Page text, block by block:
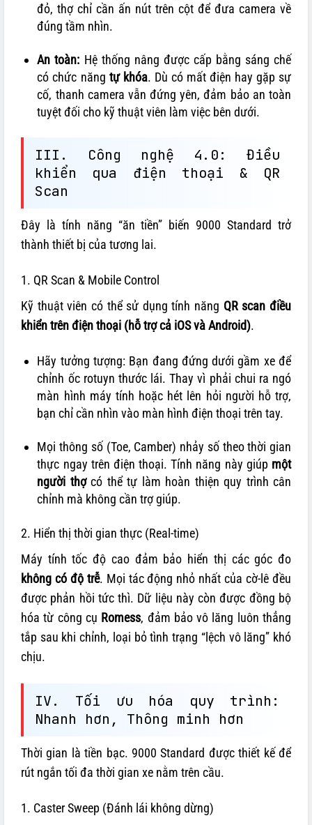
đỏ, thợ chỉ cần ấn nút trên cột để đưa camera về
đúng tầm nhìn.
An toàn: Hệ thống nâng được cấp bằng sáng chế
có chức năng tự khóa. Dù có mất điện hay gặp sự
cố, thanh camera vẫn đứng yên, đảm bảo an toàn
tuyệt đối cho kỹ thuật viên làm việc bên dưới.
III. Công nghệ 4.0: Điều
khiển qua điện thoại & QR
Scan
Đây là tính năng “ăn tiền” biến 9000 Standard trở
thành thiết bị của tương lai.
1. QR Scan & Mobile Control
Kỹ thuật viên có thể sử dụng tính năng QR scan điều
khiển trên điện thoại (hỗ trợ cả iOS và Android).
Hãy tưởng tượng: Bạn đang đứng dưới gầm xe để
chỉnh ốc rotuyn thước lái. Thay vì phải chui ra ngó
màn hình máy tính hoặc hét lên hỏi người hỗ trợ,
bạn chỉ cần nhìn vào màn hình điện thoại trên tay.
Mọi thông số (Toe, Camber) nhảy số theo thời gian
thực ngay trên điện thoại. Tính năng này giúp một
người thợcó thể tự làm hoàn thiện quy trình cân
chỉnh mà không cần trợ giúp.
2. Hiển thị thời gian thực (Real-time)
Máy tính tốc độ cao đảm bảo hiển thị các góc đo
không có độ trễ. Mọi tác động nhỏ nhất của cờ-lê đều
được phản hồi tức thì. Dữ liệu này còn được đồng bộ
hóa từ công cụ Romess, đảm bảo vô lăng luôn thẳng
tắp sau khi chỉnh, loại bỏ tình trạng “lệch vô lăng” khó
chịu.
IV. Tối ưu hóa quy trình:
Nhanh hơn, Thông minh hơn
Thời gian là tiền bạc. 9000 Standard được thiết kế để
rút ngắn tối đa thời gian xe nằm trên cầu.
1. Caster Sweep (Đánh lái không dừng)